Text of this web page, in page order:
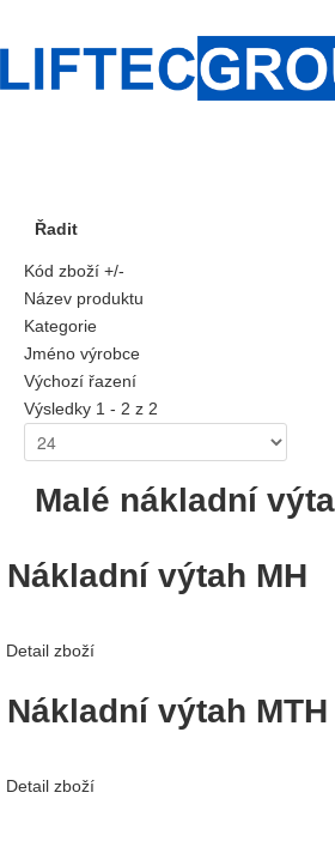
Řadit
Kód zboží +/-
Název produktu
Kategorie
Jméno výrobce
Výchozí řazení
Výsledky 1 - 2 z 2
Malé nákladní
Nákladní výtah MH
Detail zboží
Nákladní výtah MTH
Detail zboží